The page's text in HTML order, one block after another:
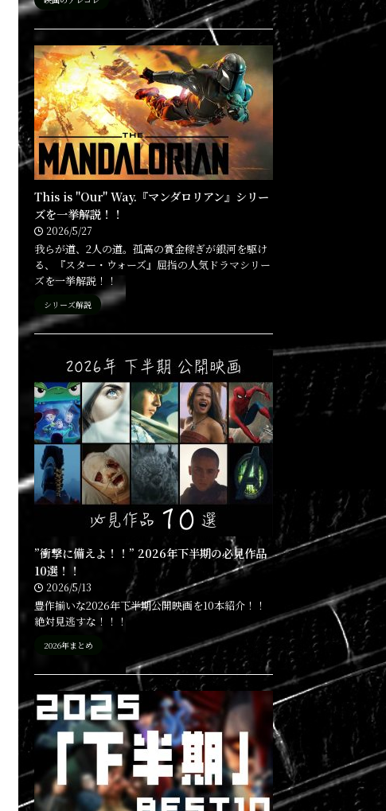
This is "Our" Way.『マンダロリアン』シリー
ズを一挙解説！！
2026/5/27
我らが道、2人の道。孤高の賞金稼ぎが銀河を駆け
る、『スター・ウォーズ』屈指の人気ドラマシリー
ズを一挙解説！！
シリーズ解説
”衝撃に備えよ！！” 2026年下半期の必見作品
10選！！
2026/5/13
豊作揃いな2026年下半期公開映画を10本紹介！！
絶対見逃すな！！！
2026年まとめ